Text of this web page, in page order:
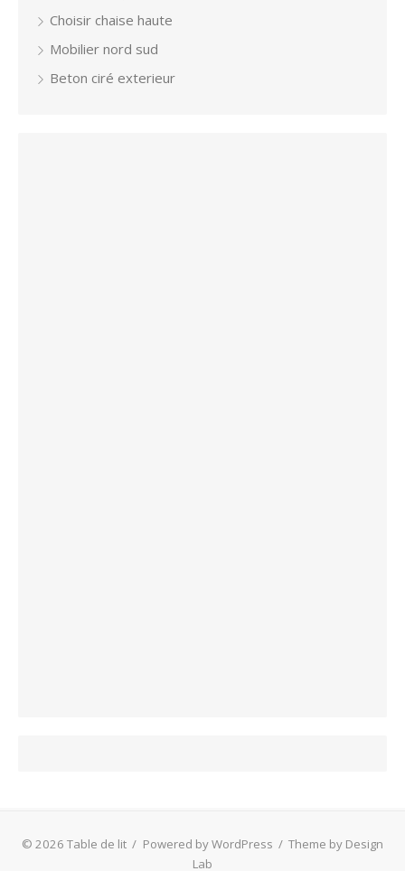
Choisir chaise haute
Mobilier nord sud
Beton ciré exterieur
© 2026 Table de lit / Powered by WordPress / Theme by Design
Lab